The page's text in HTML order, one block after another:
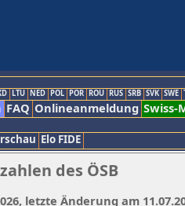
LTU NED POL POR ROU RUS SRB SVK SWE
FAQ Onlineanmeldung Swiss-
Elo FIDE
des ÖSB
letzte Änderung am